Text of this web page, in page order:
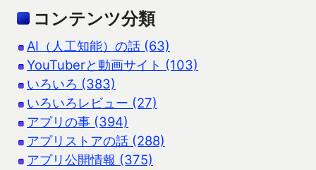
コンテンツ分類
AI（人工知能）の話 (63)
YouTuberと動画サイト (103)
いろいろ (383)
いろいろレビュー (27)
アプリの事 (394)
アプリストアの話 (288)
アプリ公開情報 (375)